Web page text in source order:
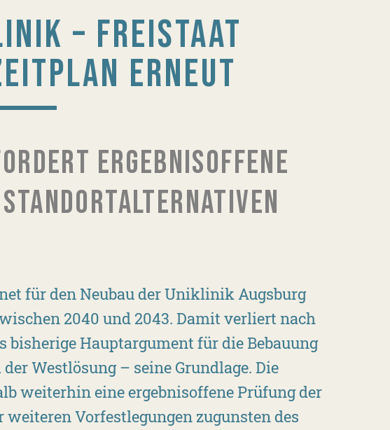
– FREISTAAT
ERNEUT
ERGEBNISOFFENE
für den Neubau der Uniklinik Augsburg
2040 und 2043. Damit verliert nach
bisherige Hauptargument für die Bebauung
Westlösung – seine Grundlage. Die
weiterhin eine ergebnisoffene Prüfung der
Vorfestlegungen zugunsten des